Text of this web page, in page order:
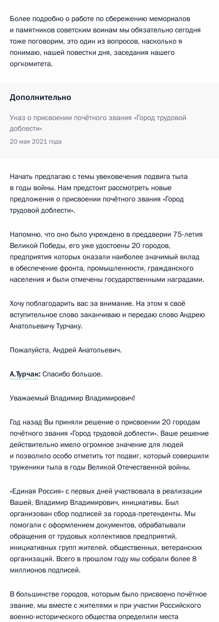
Более подробно о работе по сбережению мемориалов
и памятников советским воинам мы обязательно сегодня
тоже поговорим, это один из вопросов, насколько я
понимаю, нашей повестки дня, заседания нашего
оргкомитета.
Дополнительно
Указ о присвоении почётного звания «Город трудовой
доблести»
20 мая 2021 года
Начать предлагаю с темы увековечения подвига тыла
в годы войны. Нам предстоит рассмотреть новые
предложения о присвоении почётного звания «Город
трудовой доблести».
Напомню, что оно было учреждено в преддверии 75-летия
Великой Победы, его уже удостоены 20 городов,
предприятия которых оказали наиболее значимый вклад
в обеспечение фронта, промышленности, гражданского
населения и были отмечены государственными наградами.
Хочу поблагодарить вас за внимание. На этом я своё
вступительное слово заканчиваю и передаю слово Андрею
Анатольевичу Турчаку.
Пожалуйста, Андрей Анатольевич.
А.Турчак: Спасибо большое.
Уважаемый Владимир Владимирович!
Год назад Вы приняли решение о присвоении 20 городам
почётного звания «Город трудовой доблести». Ваше решение
действительно имело огромное значение для людей
и позволило особо отметить тот подвиг, который совершили
труженики тыла в годы Великой Отечественной войны.
«Единая Россия» с первых дней участвовала в реализации
Вашей, Владимир Владимирович, инициативы. Был
организован сбор подписей за города-претенденты. Мы
помогали с оформлением документов, обрабатывали
обращения от трудовых коллективов предприятий,
инициативных групп жителей, общественных, ветеранских
организаций. Всего в прошлом году мы собрали более 8
миллионов подписей.
В большинстве городов, которым было присвоено почётное
звание, мы вместе с жителями и при участии Российского
военно-исторического общества определили места